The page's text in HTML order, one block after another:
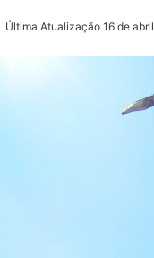
Última Atualização 16 de